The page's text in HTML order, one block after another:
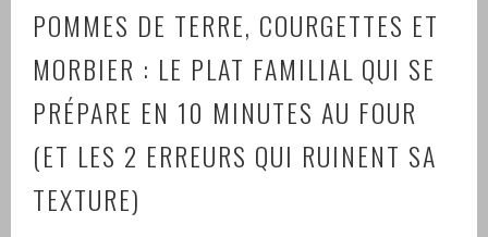
POMMES DE TERRE, COURGETTES ET
MORBIER : LE PLAT FAMILIAL QUI SE
PRÉPARE EN 10 MINUTES AU FOUR
(ET LES 2 ERREURS QUI RUINENT SA
TEXTURE)